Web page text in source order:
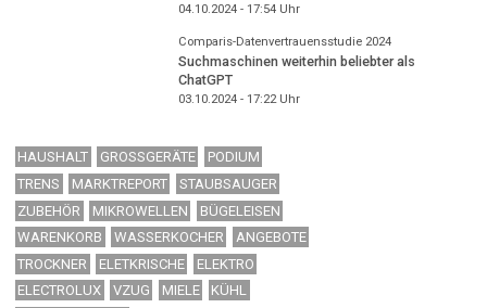
04.10.2024 - 17:54Uhr
Comparis-Datenvertrauensstudie 2024
Suchmaschinen weiterhin beliebter als
ChatGPT
03.10.2024 - 17:22Uhr
HAUSHALT GROSSGERÄTE
PODIUM
TRENS
MARKTREPORT
STAUBSAUGER
ZUBEHÖR
MIKROWELLEN
BÜGELEISEN
WARENKORB
WASSERKOCHER
ANGEBOTE
TROCKNER
ELETKRISCHE
ELEKTRO
ELECTROLUX
VZUG MIELE
KÜHL